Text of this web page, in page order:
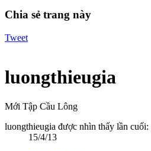
Chia sẻ trang này
Tweet
luongthieugia
Mới Tập Cầu Lông
luongthieugia được nhìn thấy lần cuối:
15/4/13